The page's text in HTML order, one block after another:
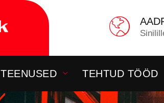
TEENUSED TEHTUD TÖÖD